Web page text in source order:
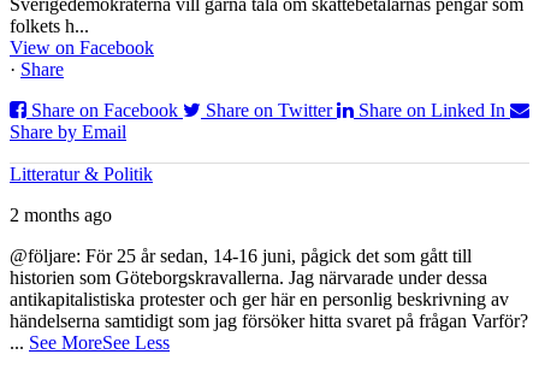
Sverigedemokraterna vill gärna tala om skattebetalarnas pengar som
folkets h...
View on Facebook
· Share
Share on Facebook
Share on Twitter
Share on Linked In
Share by Email
Litteratur & Politik
2 months ago
@följare: För 25 år sedan, 14-16 juni, pågick det som gått till
historien som Göteborgskravallerna. Jag närvarade under dessa
antikapitalistiska protester och ger här en personlig beskrivning av
händelserna samtidigt som jag försöker hitta svaret på frågan Varför?
... See MoreSee Less